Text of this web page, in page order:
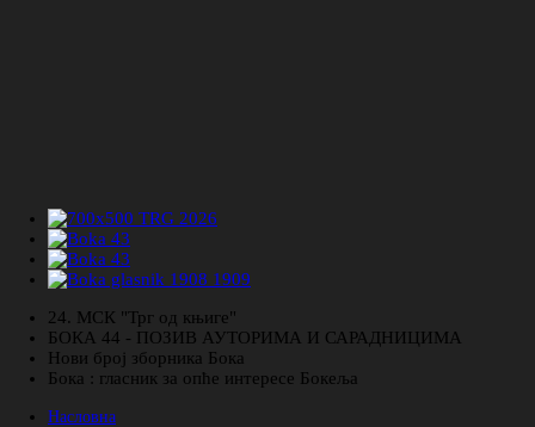
24. МСК "Трг од књиге"
БОКА 44 - ПОЗИВ АУТОРИМА И САРАДНИЦИМА
Нови број зборника Бока
Бока : гласник за опће интересе Бокеља
Насловна